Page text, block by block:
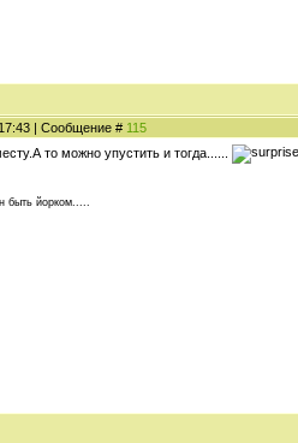
| Сообщение # 115
то можно упустить и тогда......
быть йорком.....